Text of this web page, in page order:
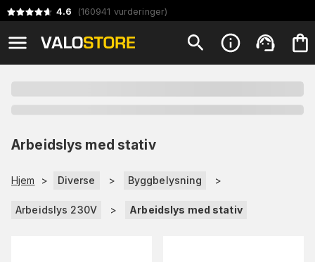
4.6 (160941 vurderinger)
Arbeidslys med stativ
Hjem > Diverse > Byggbelysning >
Arbeidslys 230V > Arbeidslys med stativ